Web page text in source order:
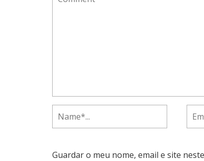
Guardar o meu nome, email e site